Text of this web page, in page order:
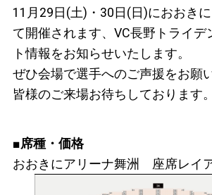
11月29日(土)・30日(日)におおき
て開催されます、VC長野トライデ
ト情報をお知らせいたします。
ぜひ会場で選手へのご声援をお願
皆様のご来場お待ちしております。
■席種・価格
おおきにアリーナ舞洲 座席レイ